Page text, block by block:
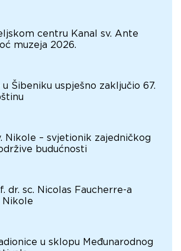
centru Kanal sv. Ante
muzeja 2026.
u Šibeniku uspješno zaključio 67.
Nikole – svjetionik zajedničkog
budućnosti
dr. sc. Nicolas Faucherre-a
Nikole
u sklopu Međunarodnog